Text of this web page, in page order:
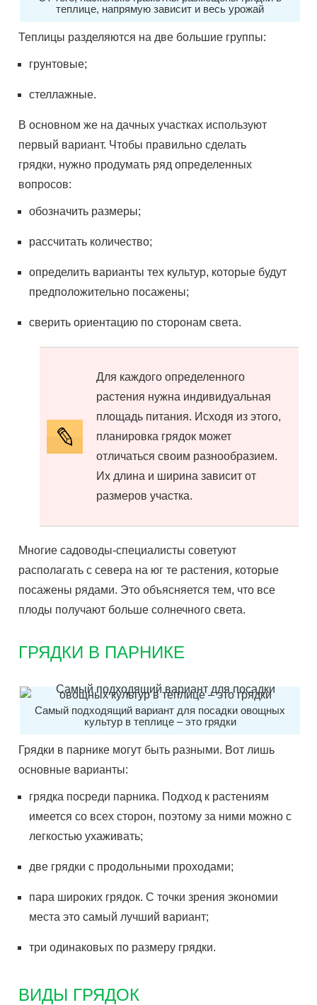
теплице, напрямую зависит и весь урожай
Теплицы разделяются на две большие группы:
грунтовые;
стеллажные.
В основном же на дачных участках используют
первый вариант. Чтобы правильно сделать
грядки, нужно продумать ряд определенных
вопросов:
обозначить размеры;
рассчитать количество;
определить варианты тех культур, которые будут
предположительно посажены;
сверить ориентацию по сторонам света.
Для каждого определенного
растения нужна индивидуальная
площадь питания. Исходя из этого,
планировка грядок может
отличаться своим разнообразием.
Их длина и ширина зависит от
размеров участка.
Многие садоводы-специалисты советуют
располагать с севера на юг те растения, которые
посажены рядами. Это объясняется тем, что все
плоды получают больше солнечного света.
ГРЯДКИ В ПАРНИКЕ
Самый подходящий вариант для посадки овощных
культур в теплице – это грядки
Грядки в парнике могут быть разными. Вот лишь
основные варианты:
грядка посреди парника. Подход к растениям
имеется со всех сторон, поэтому за ними можно с
легкостью ухаживать;
две грядки с продольными проходами;
пара широких грядок. С точки зрения экономии
места это самый лучший вариант;
три одинаковых по размеру грядки.
ВИДЫ ГРЯДОК